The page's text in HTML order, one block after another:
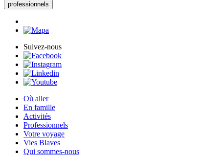
professionnels
Suivez-nous
Où aller
En famille
Activités
Professionnels
Votre voyage
Vies Blaves
Qui sommes-nous